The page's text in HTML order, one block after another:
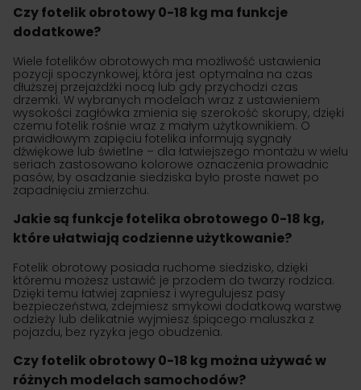
Czy fotelik obrotowy 0-18 kg ma funkcje
dodatkowe?
Wiele fotelików obrotowych ma możliwość ustawienia
pozycji spoczynkowej, która jest optymalna na czas
dłuższej przejażdżki nocą lub gdy przychodzi czas
drzemki. W wybranych modelach wraz z ustawieniem
wysokości zagłówka zmienia się szerokość skorupy, dzięki
czemu fotelik rośnie wraz z małym użytkownikiem. O
prawidłowym zapięciu fotelika informują sygnały
dźwiękowe lub świetlne – dla łatwiejszego montażu w wielu
seriach zastosowano kolorowe oznaczenia prowadnic
pasów, by osadzanie siedziska było proste nawet po
zapadnięciu zmierzchu.
Jakie są funkcje fotelika obrotowego 0-18 kg,
które ułatwiają codzienne użytkowanie?
Fotelik obrotowy posiada ruchome siedzisko, dzięki
któremu możesz ustawić je przodem do twarzy rodzica.
Dzięki temu łatwiej zapniesz i wyregulujesz pasy
bezpieczeństwa, zdejmiesz smykowi dodatkową warstwę
odzieży lub delikatnie wyjmiesz śpiącego maluszka z
pojazdu, bez ryzyka jego obudzenia.
Czy fotelik obrotowy 0-18 kg można używać w
różnych modelach samochodów?